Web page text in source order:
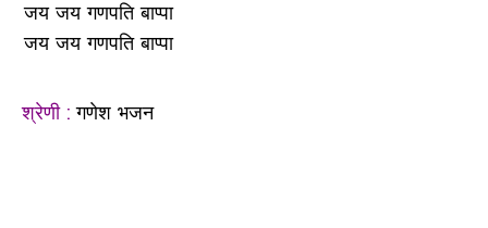
जय जय गणपति बाप्पा
जय जय गणपति बाप्पा
श्रेणी :गणेश भजन